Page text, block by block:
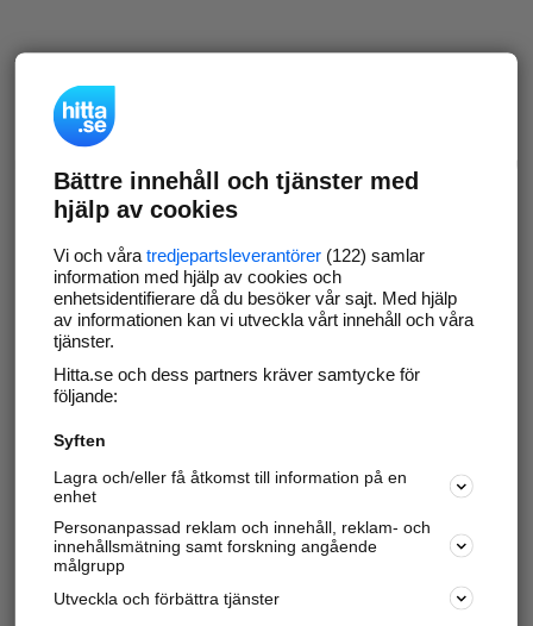
Bättre innehåll och tjänster med
hjälp av cookies
Vi och våra tredjepartsleverantörer(122) samlar
information med hjälp av cookies och
enhetsidentifierare då du besöker vår sajt. Med hjälp
av informationen kan vi utveckla vårt innehåll och våra
tjänster.
Hitta.se och dess partners kräver samtycke för
följande:
Syften
Lagra och/eller få åtkomst till information på en
enhet
Personanpassad reklam och innehåll, reklam- och
innehållsmätning samt forskning angående
målgrupp
Utveckla och förbättra tjänster